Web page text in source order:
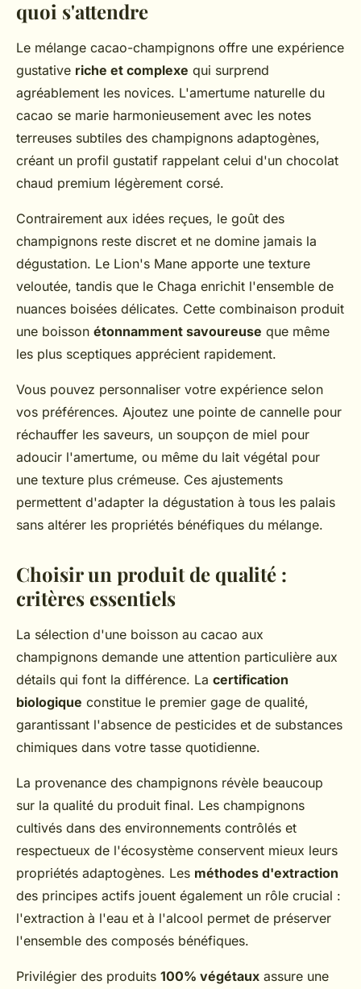
quoi s'attendre
Le mélange cacao-champignons offre une expérience
gustative riche et complexe qui surprend
agréablement les novices. L'amertume naturelle du
cacao se marie harmonieusement avec les notes
terreuses subtiles des champignons adaptogènes,
créant un profil gustatif rappelant celui d'un chocolat
chaud premium légèrement corsé.
Contrairement aux idées reçues, le goût des
champignons reste discret et ne domine jamais la
dégustation. Le Lion's Mane apporte une texture
veloutée, tandis que le Chaga enrichit l'ensemble de
nuances boisées délicates. Cette combinaison produit
une boisson étonnamment savoureuse que même
les plus sceptiques apprécient rapidement.
Vous pouvez personnaliser votre expérience selon
vos préférences. Ajoutez une pointe de cannelle pour
réchauffer les saveurs, un soupçon de miel pour
adoucir l'amertume, ou même du lait végétal pour
une texture plus crémeuse. Ces ajustements
permettent d'adapter la dégustation à tous les palais
sans altérer les propriétés bénéfiques du mélange.
Choisir un produit de qualité :
critères essentiels
La sélection d'une boisson au cacao aux
champignons demande une attention particulière aux
détails qui font la différence. La certification
biologique constitue le premier gage de qualité,
garantissant l'absence de pesticides et de substances
chimiques dans votre tasse quotidienne.
La provenance des champignons révèle beaucoup
sur la qualité du produit final. Les champignons
cultivés dans des environnements contrôlés et
respectueux de l'écosystème conservent mieux leurs
propriétés adaptogènes. Les méthodes d'extraction
des principes actifs jouent également un rôle crucial :
l'extraction à l'eau et à l'alcool permet de préserver
l'ensemble des composés bénéfiques.
Privilégier des produits 100% végétaux assure une